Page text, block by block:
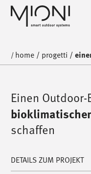
/home / progetti /
Einen
schaffen
DETAILS ZUM PROJEKT